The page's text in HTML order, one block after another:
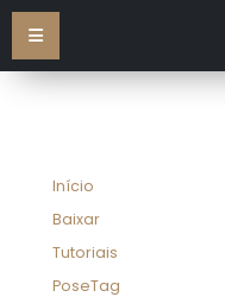
Início
Baixar
Tutoriais
PoseTag